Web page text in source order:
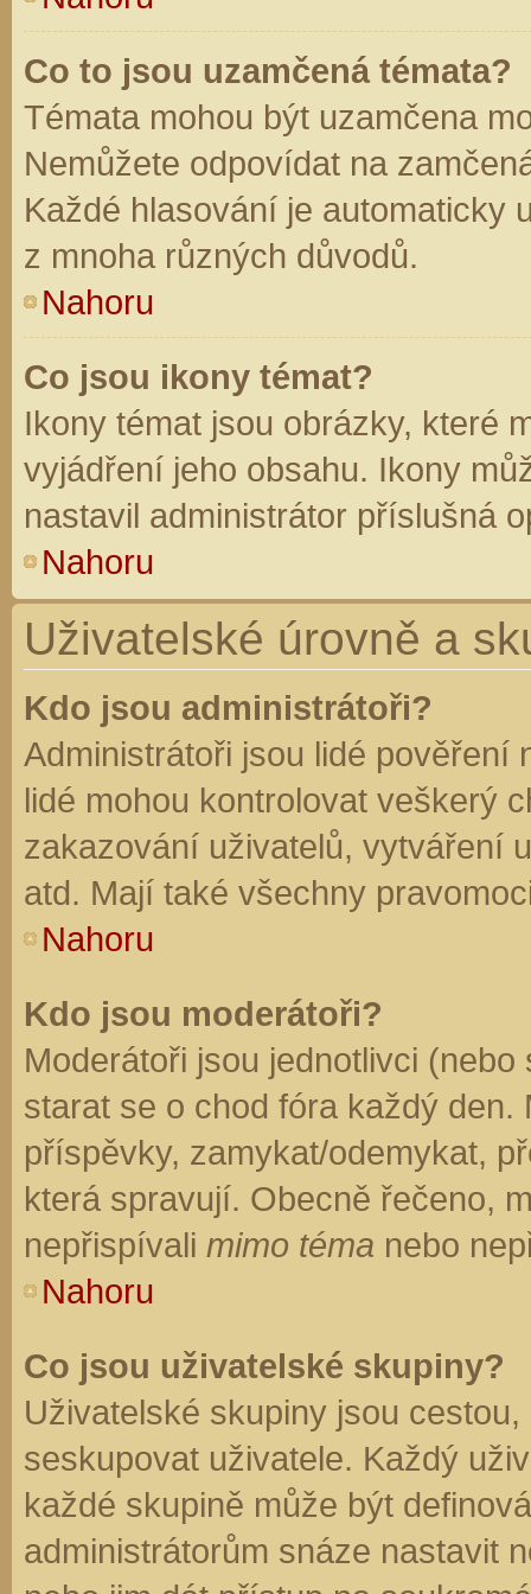
Co to jsou uzamčená témata?
Témata mohou být uzamčena
Nemůžete odpovídat na
Každé hlasování je automaticky
z mnoha různých důvodů.
Nahoru
Co jsou ikony témat?
Ikony témat jsou obrázky, které
vyjádření jeho obsahu. Ikony
nastavil administrátor příslušná
Nahoru
Uživatelské úrovně a
Kdo jsou administrátoři?
Administrátoři jsou lidé pověření
lidé mohou kontrolovat veškerý
zakazování uživatelů, vytváření
atd. Mají také všechny
Nahoru
Kdo jsou moderátoři?
Moderátoři jsou jednotlivci
starat se o chod fóra každý
příspěvky, zamykat/odemykat,
která spravují. Obecně řečeno,
nepřispívali mimo téma nebo
Nahoru
Co jsou uživatelské skupiny?
Uživatelské skupiny jsou
seskupovat uživatele. Každý
každé skupině může být
administrátorům snáze nastavit